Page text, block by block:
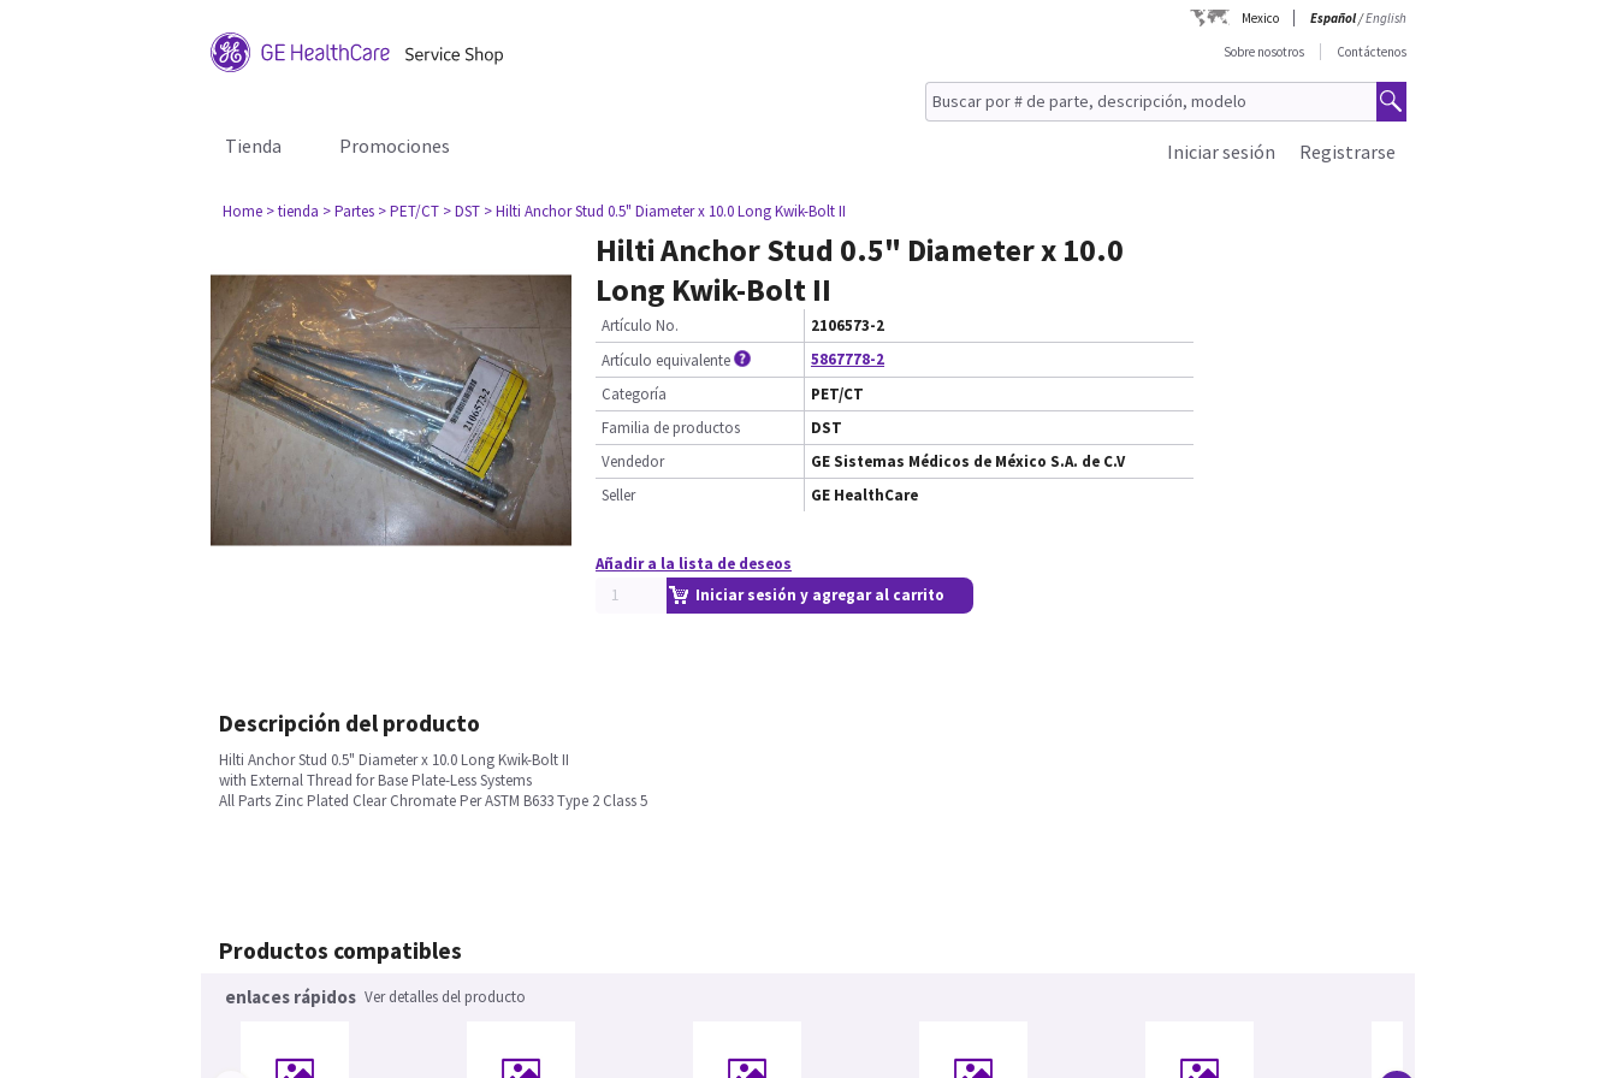
Mexico Español/English
Sobre nosotros
Contáctenos
Tienda Promociones Registrarse
Iniciar sesión
Home > tienda > Partes > PET/CT > DST > Hilti Anchor Stud 0.5" Diameter x 10.0 Long Kwik-Bolt II
Hilti Anchor Stud 0.5" Diameter x 10.0
Long Kwik-Bolt II
Artículo No.
2106573-2
Artículo equivalente
5867778-2
Categoría
PET/CT
Familia de productos
DST
Vendedor
GE Sistemas Médicos de México S.A. de C.V
Seller
GE HealthCare
Añadir a la lista de deseos
Iniciar sesión y agregar al carrito
Descripción del producto
Hilti Anchor Stud 0.5" Diameter x 10.0 Long Kwik-Bolt II
with External Thread for Base Plate-Less Systems
All Parts Zinc Plated Clear Chromate Per ASTM B633 Type 2 Class 5
Productos compatibles
enlaces rápidos Ver detalles del producto